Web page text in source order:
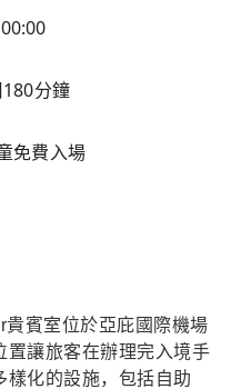
分鐘
免費入場
賓室位於亞庇國際機場
置讓旅客在辦理完入境手
樣化的設施，包括自助